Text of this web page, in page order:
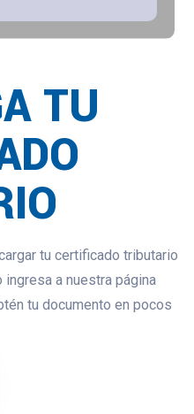
TU
tu certificado tributario
a nuestra página
tu documento en pocos